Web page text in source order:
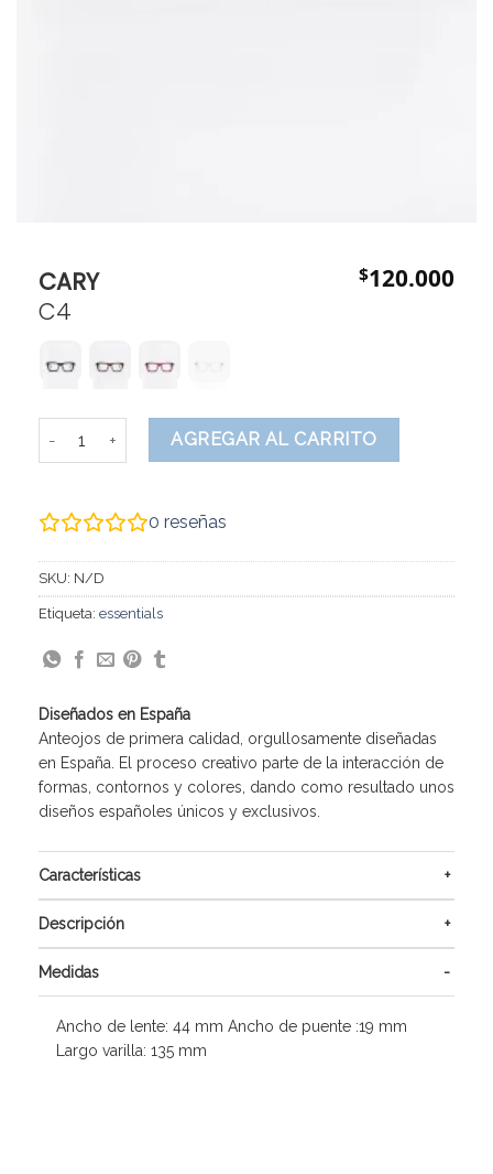
CARY
C4
$120.000
AGREGAR AL CARRITO
0 reseñas
SKU: N/D
Etiqueta: essentials
Diseñados en España
Anteojos de primera calidad, orgullosamente diseñadas
en España. El proceso creativo parte de la interacción de
formas, contornos y colores, dando como resultado unos
diseños españoles únicos y exclusivos.
Características
Descripción
Medidas
Ancho de lente: 44 mm Ancho de puente :19 mm
Largo varilla: 135 mm